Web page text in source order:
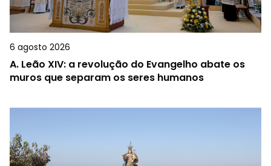
6 agosto 2026
A. Leão XIV: a revolução do Evangelho abate os
muros que separam os seres humanos